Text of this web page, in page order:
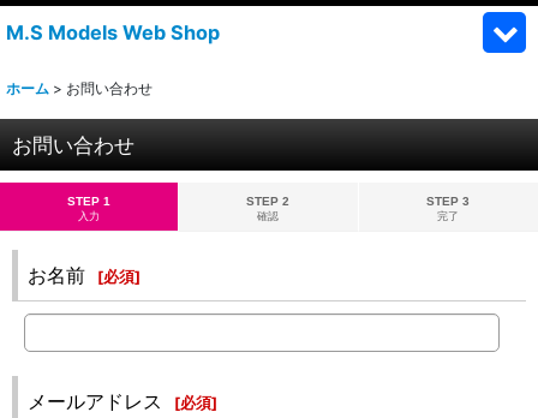
M.S Models Web Shop
ホーム > お問い合わせ
お問い合わせ
STEP 1
入力
STEP 2
確認
STEP 3
完了
お名前 [必須]
メールアドレス [必須]